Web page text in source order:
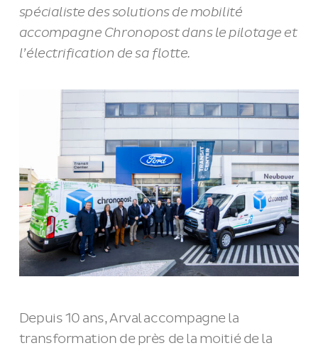
spécialiste des solutions de mobilité
accompagne Chronopost dans le pilotage et
l’électrification de sa flotte.
Depuis 10 ans, Arval accompagne la
transformation de près de la moitié de la